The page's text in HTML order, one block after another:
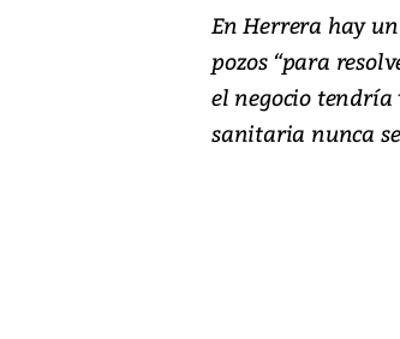
En Herrera hay
pozos “para
el negocio tendría
sanitaria nunca